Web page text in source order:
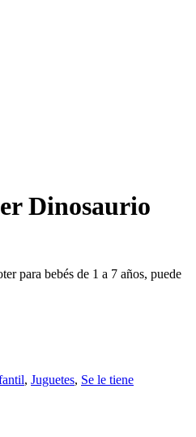
Dinosaurio
para bebés de 1 a 7 años, puede
, Juguetes, Se le tiene